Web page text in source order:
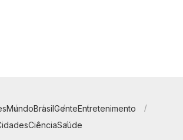
MundoBrasilGenteEntretenimento
CiênciaSaúde